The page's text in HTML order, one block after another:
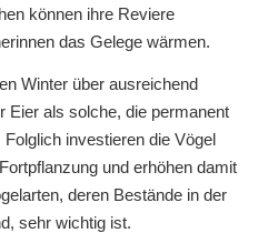
können ihre Reviere
das Gelege wärmen.
Winter über ausreichend
Eier als solche, die permanent
investieren die Vögel
und erhöhen damit
deren Bestände in der
sehr wichtig ist.